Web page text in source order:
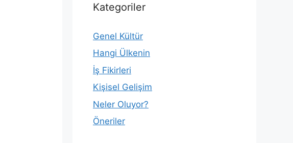
Kategoriler
Genel Kültür
Hangi Ülkenin
İş Fikirleri
Kişisel Gelişim
Neler Oluyor?
Öneriler